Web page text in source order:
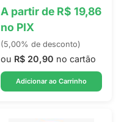
A partir de R$ 19,86
no PIX
(5,00% de desconto)
ou R$ 20,90 no cartão
Adicionar ao Carrinho